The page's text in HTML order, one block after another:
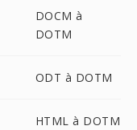
DOCM à
DOTM
ODT à DOTM
HTML à DOTM